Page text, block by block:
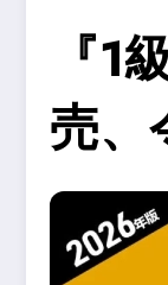
『
売、